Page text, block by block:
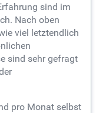
sind im
Nach oben
viel letztendlich
sind sehr gefragt
pro Monat selbst